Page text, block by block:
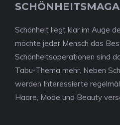
Schönheit liegt klar im Auge
möchte jeder Mensch das
Schönheitsoperationen sind
Tabu-Thema mehr. Neben
werden Interessierte
Haare, Mode und Beauty